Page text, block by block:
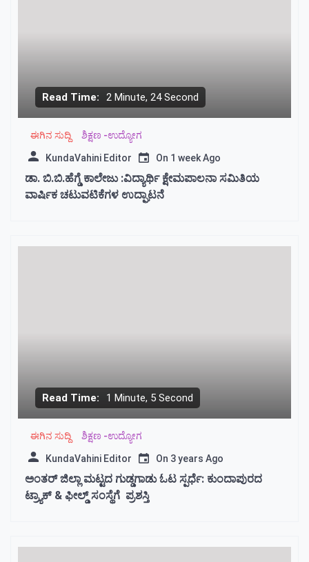
Read Time: 2 Minute, 24 Second
ಈಗಿನ ಸುದ್ದಿ ಶಿಕ್ಷಣ -ಉದ್ಯೋಗ
KundaVahini Editor On 1 week Ago
ಡಾ. ಬಿ.ಬಿ.ಹೆಗ್ಡೆ ಕಾಲೇಜು :ವಿದ್ಯಾರ್ಥಿ ಕ್ಷೇಮಪಾಲನಾ ಸಮಿತಿಯ
ವಾರ್ಷಿಕ ಚಟುವಟಿಕೆಗಳ ಉದ್ಘಾಟನೆ
Read Time: 1 Minute, 5 Second
ಈಗಿನ ಸುದ್ದಿ ಶಿಕ್ಷಣ -ಉದ್ಯೋಗ
KundaVahini Editor On 3 years Ago
ಅಂತರ್ ಜಿಲ್ಲಾ ಮಟ್ಟದ ಗುಡ್ಡಗಾಡು ಓಟ ಸ್ಪರ್ಧೆ: ಕುಂದಾಪುರದ
ಟ್ರ್ಯಾಕ್ & ಫೀಲ್ಡ್ ಸಂಸ್ಥೆಗೆ ಪ್ರಶಸ್ತಿ